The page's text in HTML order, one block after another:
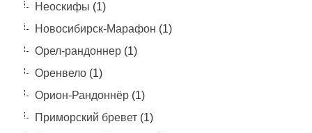
Неоскифы (1)
Новосибирск-Марафон (1)
Орел-рандоннер(1)
Оренвело(1)
Орион-Рандоннёр(1)
Приморский бревет(1)